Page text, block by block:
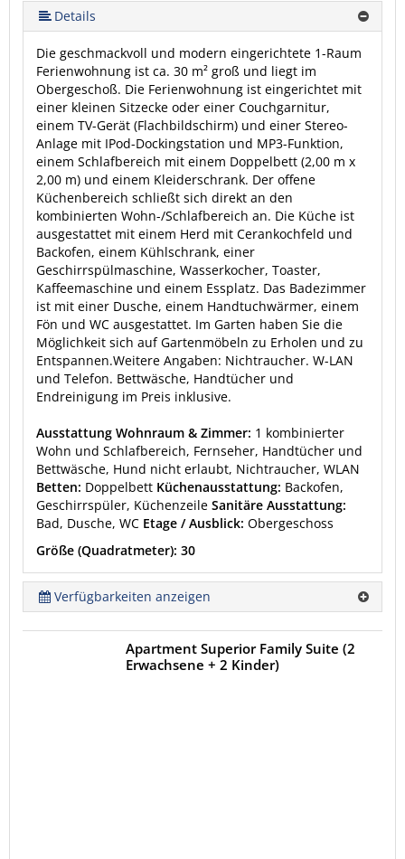
mehr (6 ) »
mehr (6 ) »
Details
Die geschmackvoll und modern eingerichtete 1-Raum
Ferienwohnung ist ca. 30 m² groß und liegt im
Obergeschoß. Die Ferienwohnung ist eingerichtet mit
einer kleinen Sitzecke oder einer Couchgarnitur,
einem TV-Gerät (Flachbildschirm) und einer Stereo-
Anlage mit IPod-Dockingstation und MP3-Funktion,
einem Schlafbereich mit einem Doppelbett (2,00 m x
2,00 m) und einem Kleiderschrank. Der offene
Küchenbereich schließt sich direkt an den
kombinierten Wohn-/Schlafbereich an. Die Küche ist
ausgestattet mit einem Herd mit Cerankochfeld und
Backofen, einem Kühlschrank, einer
Geschirrspülmaschine, Wasserkocher, Toaster,
Kaffeemaschine und einem Essplatz. Das Badezimmer
ist mit einer Dusche, einem Handtuchwärmer, einem
Fön und WC ausgestattet. Im Garten haben Sie die
Möglichkeit sich auf Gartenmöbeln zu Erholen und zu
Entspannen.Weitere Angaben: Nichtraucher. W-LAN
und Telefon. Bettwäsche, Handtücher und
Endreinigung im Preis inklusive.
Ausstattung Wohnraum & Zimmer: 1 kombinierter
Wohn und Schlafbereich, Fernseher, Handtücher und
Bettwäsche, Hund nicht erlaubt, Nichtraucher, WLAN
Betten: Doppelbett Küchenausstattung: Backofen,
Geschirrspüler, Küchenzeile Sanitäre Ausstattung:
Bad, Dusche, WC Etage / Ausblick: Obergeschoss
Größe (Quadratmeter): 30
Verfügbarkeiten anzeigen
Apartment Superior Family Suite (2
Erwachsene + 2 Kinder)